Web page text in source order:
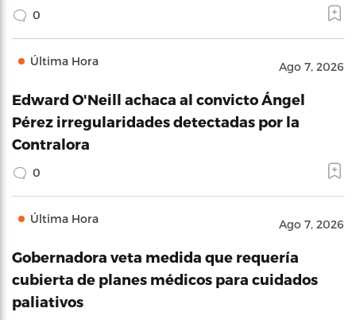
0
Última Hora Ago 7, 2026
Edward O'Neill achaca al convicto Ángel
Pérez irregularidades detectadas por la
Contralora
0
Última Hora Ago 7, 2026
Gobernadora veta medida que requería
cubierta de planes médicos para cuidados
paliativos